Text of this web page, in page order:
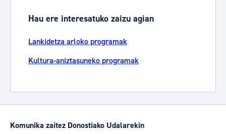
Hau ere interesatuko zaizu agian
Lankidetza arloko programak
Kultura-aniztasuneko programak
Komunika zaitez Donostiako Udalarekin